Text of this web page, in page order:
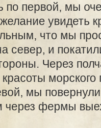
по первой, мы
увидеть
что мы
север, и
Через
мы
через фермы